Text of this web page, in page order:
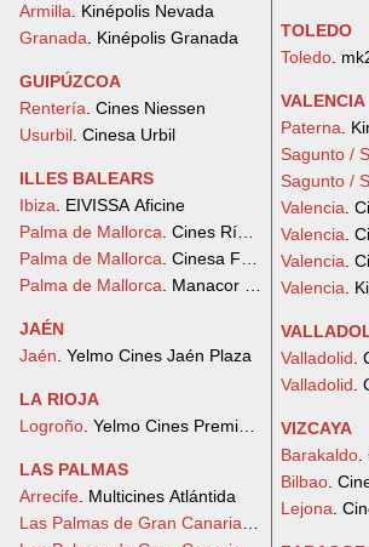
Armilla . Kinépolis Nevada
Granada . Kinépolis Granada
GUIPÚZCOA
Rentería . Cines Niessen
Usurbil . Cinesa Urbil
ILLES BALEARS
Ibiza . EIVISSA Aficine
Palma de Mallorca . Cines Rívoli
Palma de Mallorca . Cinesa Festival Park 3D
Palma de Mallorca . Manacor Aficine
JAÉN
Jaén . Yelmo Cines Jaén Plaza
LA RIOJA
Logroño . Yelmo Cines Premium Berceo
LAS PALMAS
Arrecife . Multicines Atlántida
Las Palmas de Gran Canaria . Cine Yelmo
TOLEDO
Toledo .
VALENCIA
Paterna .
Sagunto /
Sagunto /
Valencia .
Valencia .
Valencia .
Valencia .
Valladolid
Valladolid
VIZCAYA
Barakaldo
Bilbao .
Lejona .